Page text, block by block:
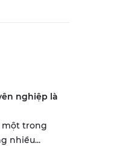
nghiệp là
một trong
nhiều...